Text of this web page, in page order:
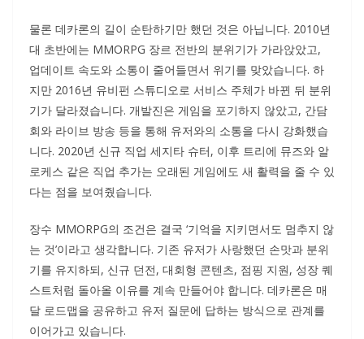
물론 데카론의 길이 순탄하기만 했던 것은 아닙니다. 2010년
대 초반에는 MMORPG 장르 전반의 분위기가 가라앉았고,
업데이트 속도와 소통이 줄어들면서 위기를 맞았습니다. 하
지만 2016년 유비펀 스튜디오로 서비스 주체가 바뀐 뒤 분위
기가 달라졌습니다. 개발진은 게임을 포기하지 않았고, 간담
회와 라이브 방송 등을 통해 유저와의 소통을 다시 강화했습
니다. 2020년 신규 직업 세지타 슈터, 이후 트리에 뮤즈와 알
로케스 같은 직업 추가는 오래된 게임에도 새 활력을 줄 수 있
다는 점을 보여줬습니다.
장수 MMORPG의 조건은 결국 ‘기억을 지키면서도 멈추지 않
는 것’이라고 생각합니다. 기존 유저가 사랑했던 손맛과 분위
기를 유지하되, 신규 던전, 대회형 콘텐츠, 점핑 지원, 성장 퀘
스트처럼 돌아올 이유를 계속 만들어야 합니다. 데카론은 매
달 로드맵을 공유하고 유저 질문에 답하는 방식으로 관계를
이어가고 있습니다.